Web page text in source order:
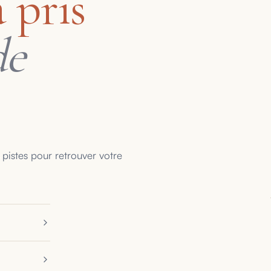
pour retrouver votre